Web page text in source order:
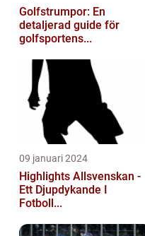
Golfstrumpor: En
detaljerad guide för
golfsportens...
09 januari 2024
Highlights Allsvenskan -
Ett Djupdykande I
Fotboll...